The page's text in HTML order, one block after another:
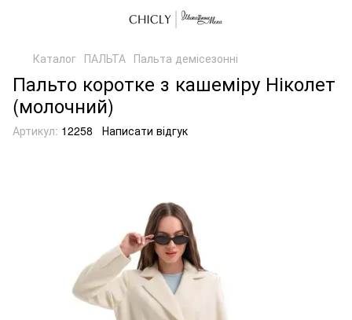
Каталог ПАЛЬТА Пальта демісезонні
Пальто коротке з кашеміру Ніколет
(молочний)
Артикул: 12258 Написати відгук